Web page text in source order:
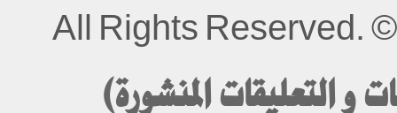
All Rights Reserved.